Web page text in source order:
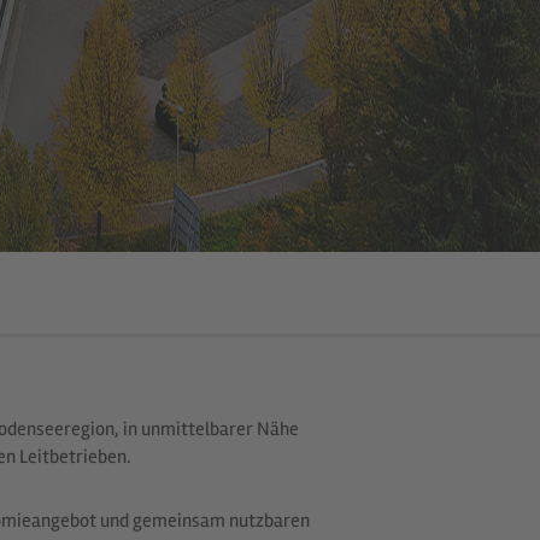
in unmittelbarer Nähe
Leitbetrieben.
und gemeinsam nutzbaren